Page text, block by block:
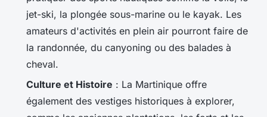
jet-ski, la plongée sous-marine ou le kayak. Les
amateurs d'activités en plein air pourront faire de
la randonnée, du canyoning ou des balades à
cheval.
Culture et Histoire : La Martinique offre
également des vestiges historiques à explorer,